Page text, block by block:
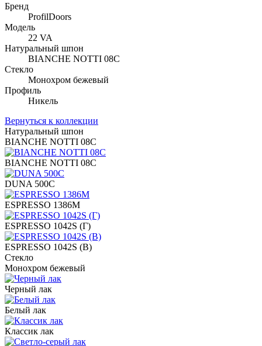
Бренд
ProfilDoors
Модель
22 VA
Натуральный шпон
BIANCHE NOTTI 08C
Стекло
Монохром бежевый
Профиль
Никель
Вернуться к коллекции
Натуральный шпон
BIANCHE NOTTI 08C
BIANCHE NOTTI 08C
DUNA 500C
ESPRESSO 1386M
ESPRESSO 1042S (Г)
ESPRESSO 1042S (В)
Стекло
Монохром бежевый
Черный лак
Белый лак
Классик лак